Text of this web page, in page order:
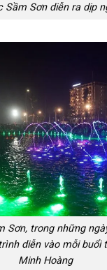
Sầm Sơn diễn ra dịp
Sơn, trong những
diễn vào mỗi buổi
Minh Hoàng